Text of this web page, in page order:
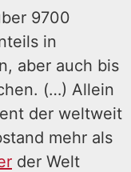
9700
in
aber auch bis
(…) Allein
der weltweit
mehr als
der Welt